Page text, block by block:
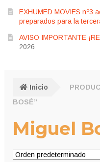
EXHUMED MOVIES nº3
preparados para la
AVISO IMPORTANTE
2026
Inicio
BOSÉ”
Miguel